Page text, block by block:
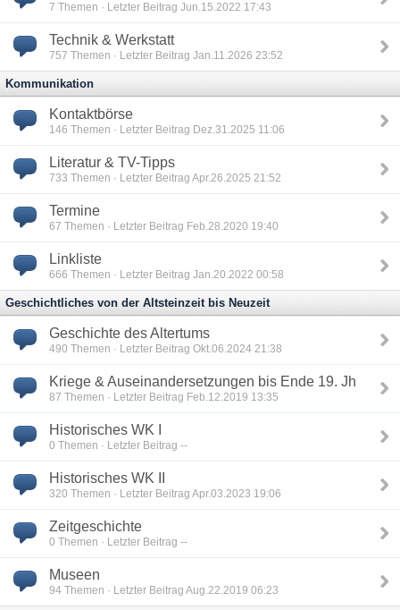
7 Themen · Letzter Beitrag Jun.15.2022 17:43
Technik & Werkstatt
757 Themen · Letzter Beitrag Jan.11.2026 23:52
Kommunikation
Kontaktbörse
146 Themen · Letzter Beitrag Dez.31.2025 11:06
Literatur & TV-Tipps
733 Themen · Letzter Beitrag Apr.26.2025 21:52
Termine
67 Themen · Letzter Beitrag Feb.28.2020 19:40
Linkliste
666 Themen · Letzter Beitrag Jan.20.2022 00:58
Geschichtliches von der Altsteinzeit bis Neuzeit
Geschichte des Altertums
490 Themen · Letzter Beitrag Okt.06.2024 21:38
Kriege & Auseinandersetzungen bis Ende 19. Jh
87 Themen · Letzter Beitrag Feb.12.2019 13:35
Historisches WK I
0 Themen · Letzter Beitrag --
Historisches WK II
320 Themen · Letzter Beitrag Apr.03.2023 19:06
Zeitgeschichte
0 Themen · Letzter Beitrag --
Museen
94 Themen · Letzter Beitrag Aug.22.2019 06:23